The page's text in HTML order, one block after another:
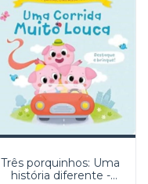
Três porquinhos: Uma
história diferente -